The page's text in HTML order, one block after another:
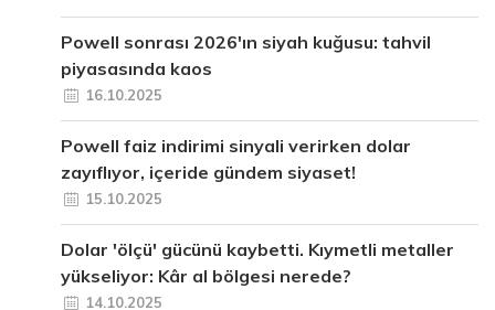
Powell sonrası 2026'ın siyah kuğusu: tahvil
piyasasında kaos
16.10.2025
Powell faiz indirimi sinyali verirken dolar
zayıflıyor, içeride gündem siyaset!
15.10.2025
Dolar 'ölçü' gücünü kaybetti. Kıymetli metaller
yükseliyor: Kâr al bölgesi nerede?
14.10.2025